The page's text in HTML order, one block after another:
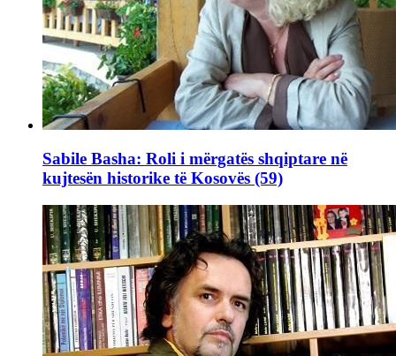
Sabile Basha: Roli i mërgatës shqiptare në
kujtesën historike të Kosovës (59)